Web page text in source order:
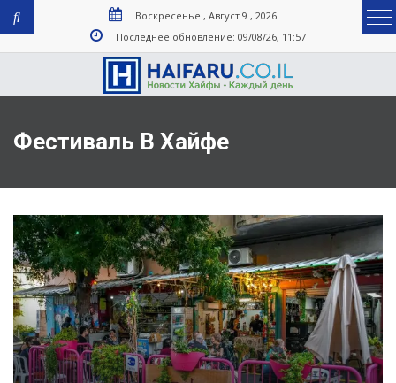
Воскресенье , Август 9 , 2026
Последнее обновление: 09/08/26, 11:57
Фестиваль В Хайфе